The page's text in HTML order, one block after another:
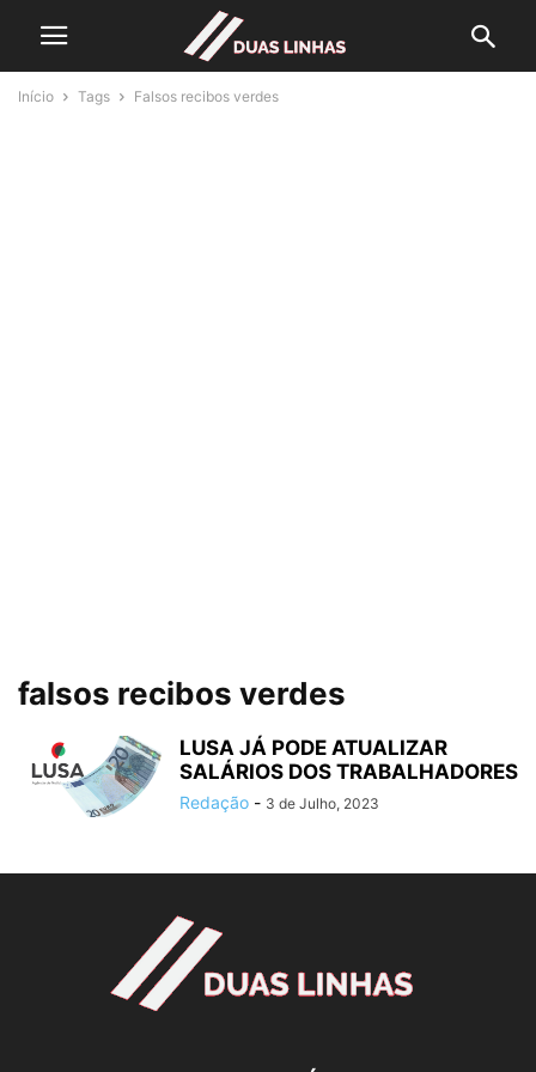
Início Tags Falsos recibos verdes
falsos recibos verdes
LUSA JÁ PODE ATUALIZAR
SALÁRIOS DOS TRABALHADORES
Redação - 3 de Julho, 2023